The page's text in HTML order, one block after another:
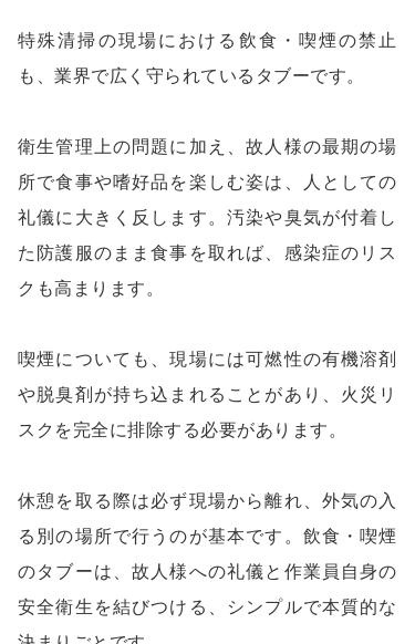
特殊清掃の現場における飲食・喫煙の禁止
も、業界で広く守られているタブーです。
衛生管理上の問題に加え、故人様の最期の場
所で食事や嗜好品を楽しむ姿は、人としての
礼儀に大きく反します。汚染や臭気が付着し
た防護服のまま食事を取れば、感染症のリス
クも高まります。
喫煙についても、現場には可燃性の有機溶剤
や脱臭剤が持ち込まれることがあり、火災リ
スクを完全に排除する必要があります。
休憩を取る際は必ず現場から離れ、外気の入
る別の場所で行うのが基本です。飲食・喫煙
のタブーは、故人様への礼儀と作業員自身の
安全衛生を結びつける、シンプルで本質的な